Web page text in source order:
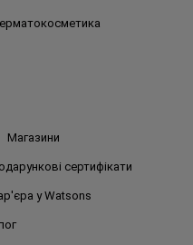
Магазини
сертифікати
у Watsons